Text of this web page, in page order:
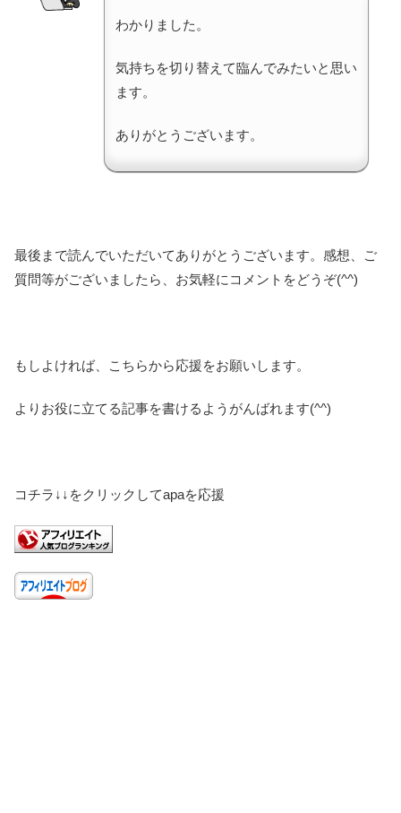
わかりました。
気持ちを切り替えて臨んでみたいと思い
ます。
ありがとうございます。
最後まで読んでいただいてありがとうございます。感想、ご
質問等がございましたら、お気軽にコメントをどうぞ(^^)
もしよければ、こちらから応援をお願いします。
よりお役に立てる記事を書けるようがんばれます(^^)
コチラ↓↓をクリックしてapaを応援